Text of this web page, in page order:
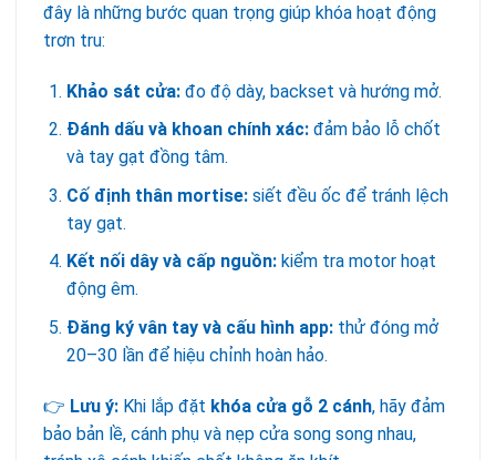
đây là những bước quan trọng giúp khóa hoạt động
trơn tru:
Khảo sát cửa:đo độ dày, backset và hướng mở.
Đánh dấu và khoan chính xác:đảm bảo lỗ chốt
và tay gạt đồng tâm.
Cố định thân mortise:siết đều ốc để tránh lệch
tay gạt.
Kết nối dây và cấp nguồn:kiểm tra motor hoạt
động êm.
Đăng ký vân tay và cấu hình app:thử đóng mở
20–30 lần để hiệu chỉnh hoàn hảo.
👉 Lưu ý: Khi lắp đặt khóa cửa gỗ 2 cánh, hãy đảm
bảo bản lề, cánh phụ và nẹp cửa song song nhau,